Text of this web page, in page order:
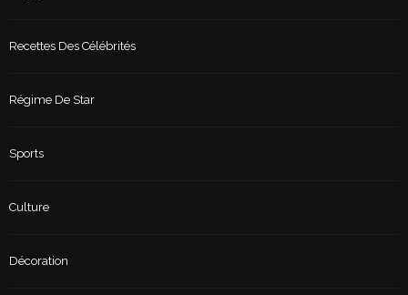
Recettes Des Célébrités
Régime De Star
Sports
Culture
Décoration